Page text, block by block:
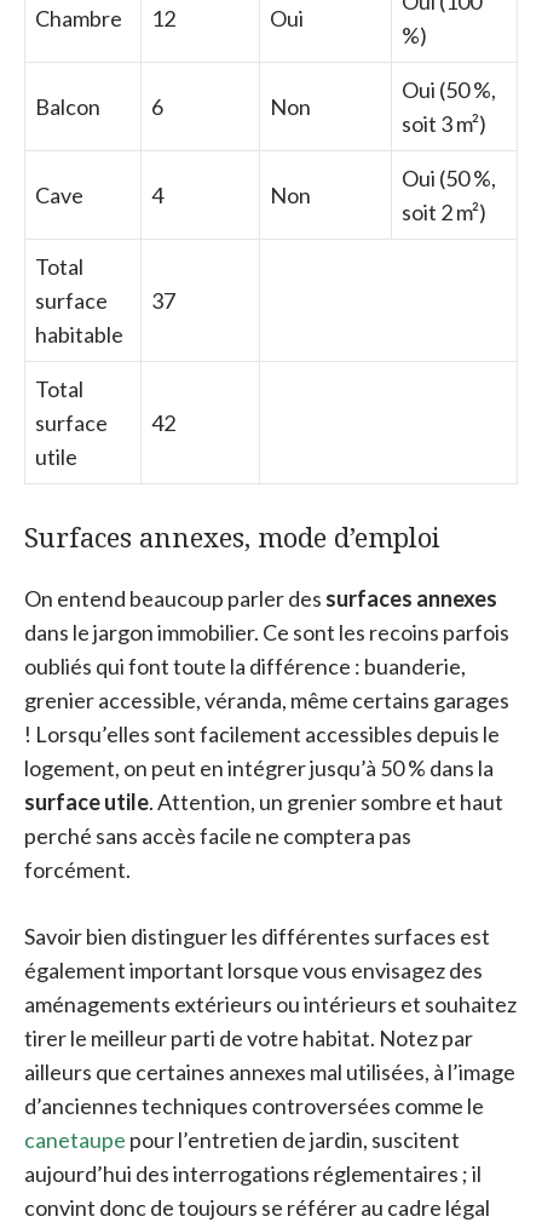
Chambre 12 Oui
%)
Balcon 6 Non
Oui (50 %,
soit 3 m²)
Cave 4 Non
Oui (50 %,
soit 2 m²)
Total
surface
habitable
37
Total
surface
utile
42
Surfaces annexes, mode d’emploi
On entend beaucoup parler des surfaces annexes
dans le jargon immobilier. Ce sont les recoins parfois
oubliés qui font toute la différence : buanderie,
grenier accessible, véranda, même certains garages
! Lorsqu’elles sont facilement accessibles depuis le
logement, on peut en intégrer jusqu’à 50 % dans la
surface utile. Attention, un grenier sombre et haut
perché sans accès facile ne comptera pas
forcément.
Savoir bien distinguer les différentes surfaces est
également important lorsque vous envisagez des
aménagements extérieurs ou intérieurs et souhaitez
tirer le meilleur parti de votre habitat. Notez par
ailleurs que certaines annexes mal utilisées, à l’image
d’anciennes techniques controversées comme le
canetaupe pour l’entretien de jardin, suscitent
aujourd’hui des interrogations réglementaires ; il
convint donc de toujours se référer au cadre légal